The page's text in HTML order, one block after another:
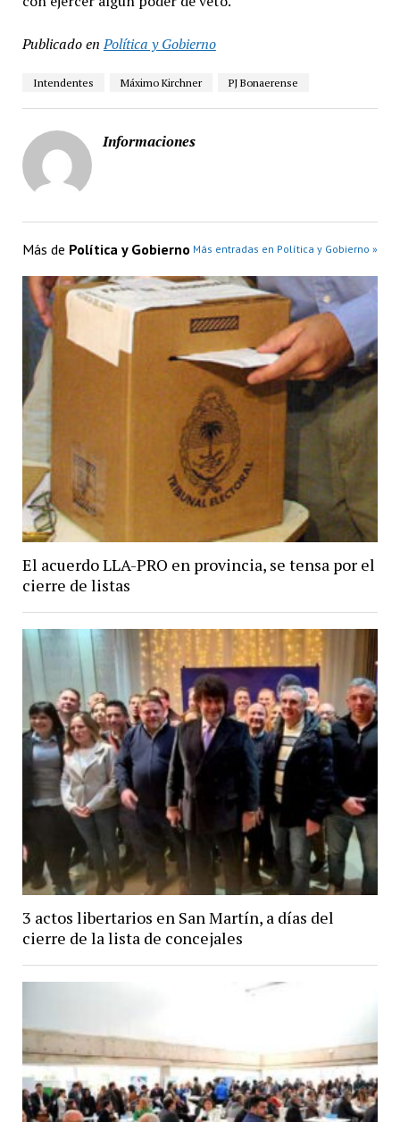
Publicado en Política y Gobierno
Intendentes Máximo Kirchner PJ Bonaerense
Informaciones
Más de Política y Gobierno Más entradas en Política y Gobierno »
El acuerdo LLA-PRO en provincia, se tensa por el
cierre de listas
3 actos libertarios en San Martín, a días del
cierre de la lista de concejales